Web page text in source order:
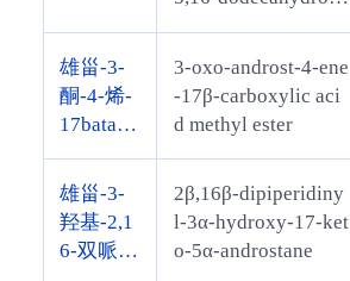
ren-17-one
雄甾-3-
酮-4-烯-
17bata-
3-oxo-androst-4-ene
-17β-carboxylic aci
d methyl ester
雄甾-3-
羟基-2,1
6-双哌啶
2β,16β-dipiperidiny
l-3α-hydroxy-17-ket
o-5α-androstane